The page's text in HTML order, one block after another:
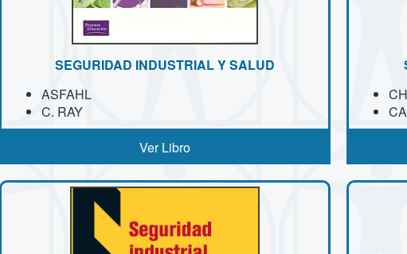
SEGURIDAD INDUSTRIAL Y SALUD
ASFAHL
C. RAY
Ver Libro